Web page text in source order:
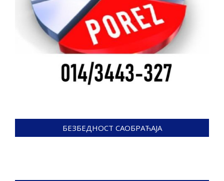
БЕЗБЕДНОСТ САОБРАЋАЈА